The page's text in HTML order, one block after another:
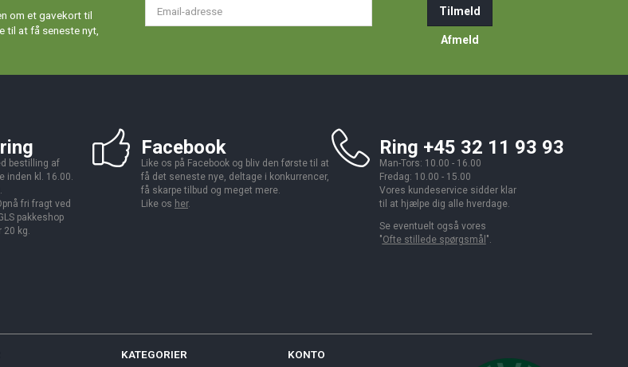
om et gavekort til
til at få seneste nyt,
Tilmeld
Afmeld
bestilling af
inden kl. 16.00.
fri fragt ved
pakkeshop
20 kg.
Facebook
Like os på Facebook og bliv den første til at
få det seneste nye, deltage i konkurrencer,
få skarpe tilbud og meget mere.
Like os her.
Ring +45 32 11 93 93
Man-Tors: 10.00 - 16.00
Fredag: 10.00 - 15.00
Vores kundeservice sidder klar
til at hjælpe dig alle hverdage.
Se eventuelt også vores
"Ofte stillede spørgsmål ".
KATEGORIER KONTO